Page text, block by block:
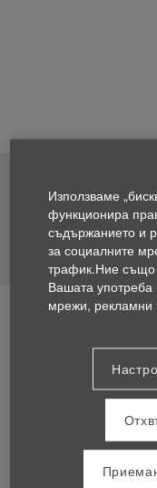
Използваме
функционира
съдържанието и
за социалните
трафик.Ние
Вашата
мрежи, рекламни